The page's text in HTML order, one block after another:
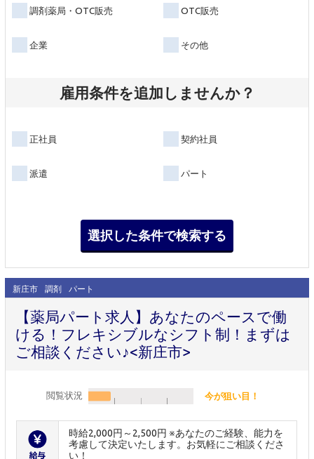
調剤薬局・OTC販売 OTC販売
企業 その他
雇用条件を追加しませんか？
正社員 契約社員
派遣 パート
新庄市 調剤 パート
【薬局パート求人】あなたのペースで働
ける！フレキシブルなシフト制！まずは
ご相談ください♪<新庄市>
閲覧状況 今が狙い目！
時給2,000円～2,500円 ※あなたのご経験、能力を
考慮して決定いたします。お気軽にご相談くださ
い！